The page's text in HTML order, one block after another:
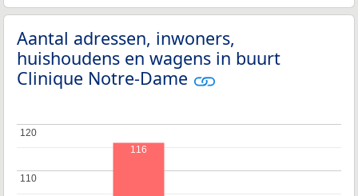
Aantal adressen, inwoners,
huishoudens en wagens in buurt
Clinique Notre-Dame
110
110
120
120
116